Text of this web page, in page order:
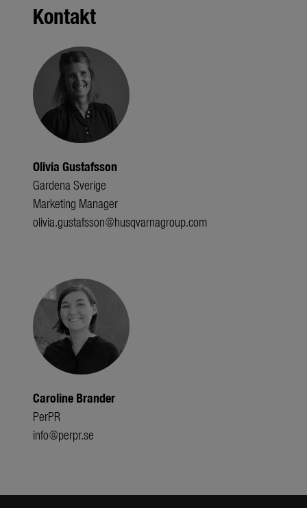
Kontakt
Olivia Gustafsson
Gardena Sverige
Marketing Manager
olivia.gustafsson@husqvarnagroup.com
Caroline Brander
PerPR
info@perpr.se